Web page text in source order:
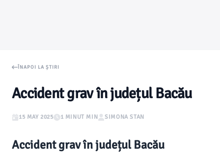
ÎNAPOI LA ȘTIRI
Accident grav în județul Bacău
15 MAY 2025 1 MINUT MIN SIMONA STAN
Accident grav în județul Bacău